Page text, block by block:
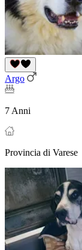
Argo
7 Anni
Provincia di Varese